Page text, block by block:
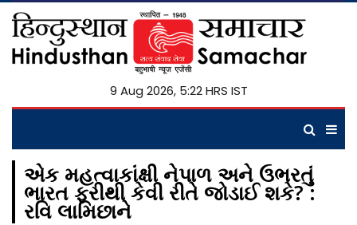
9 Aug 2026, 5:22 HRS IST
એક મહત્વાકાંક્ષી નેપાળ અને ઉભરતું
ભારત ફરીથી કેવી રીતે જોડાઈ શકે? :
રવિ લામિછાને